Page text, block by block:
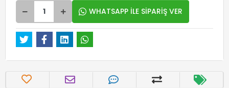
WHATSAPP İLE SİPARİŞ VER